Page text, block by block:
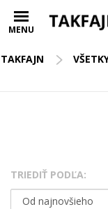
MENU
TAKFAJN
TRIEDIŤ PODĽA: